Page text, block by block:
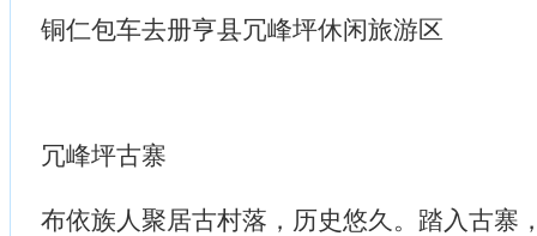
铜仁包车去册亨县冗峰坪休闲旅游区
冗峰坪古寨
布依族人聚居古村落，历史悠久。踏入古寨